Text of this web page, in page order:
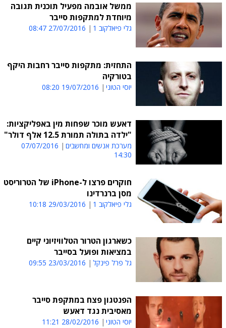
ממשל אובמה מפעיל תוכנית תגובה
מיוחדת למתקפות סייבר
גלי פיאלקוב 1 27/07/2016 08:47
התחזית: מתקפות סייבר רחבות היקף
בטורקיה
יוסי הטוני 19/07/2016 08:20
דאעש מוכר שפחות מין באפליקציות:
"ילדה בתולה תמורת 12.5 אלף דולר"
מערכת אנשים ומחשבים
07/07/2016
14:30
חוקרים פרצו ל-iPhone של הטרוריסט
מסן ברנרדינו
גלי פיאלקוב 1 29/03/2016 10:18
כשארגון הטרור הטלוויזיוני קיים
במציאות ופועל בסייבר
גל פרל פינקל 23/03/2016 09:55
הפנטגון פצח במתקפת סייבר
מאסיבית נגד דאעש
יוסי הטוני 28/02/2016 11:21